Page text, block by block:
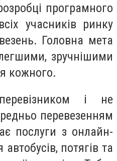
програмного
учасників ринку
Головна мета
зручнішими
кожного.
і не
перевезенням
послуги з онлайн-
потягів та